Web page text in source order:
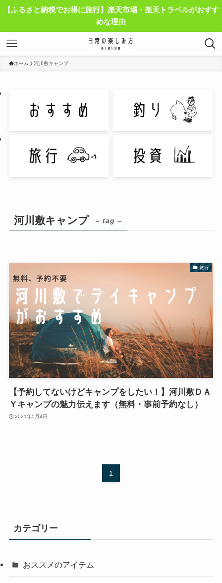
【ふるさと納税でお得に旅行】楽天市場・楽天トラベルがおすす
めな理由
ホーム 河川敷キャンプ
河川敷キャンプ – tag –
旅行
【予約してないけどキャンプをしたい！】河川敷ＤＡ
Ｙキャンプの魅力伝えます（無料・事前予約なし）
2021年5月4日
1
カテゴリー
おススメのアイテム